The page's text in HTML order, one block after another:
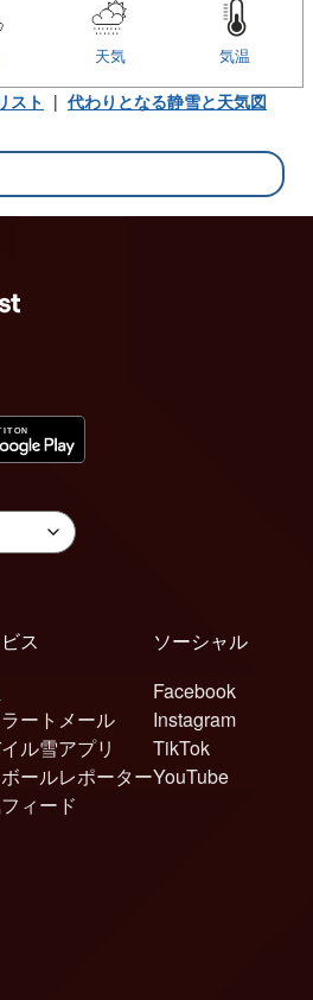
気温
天気
スト | 代わりとなる静雪と天気図
ビス
ートメール
ル雪アプリ
ールレポーター
ィード
ソーシャル
Facebook
Instagram
TikTok
YouTube